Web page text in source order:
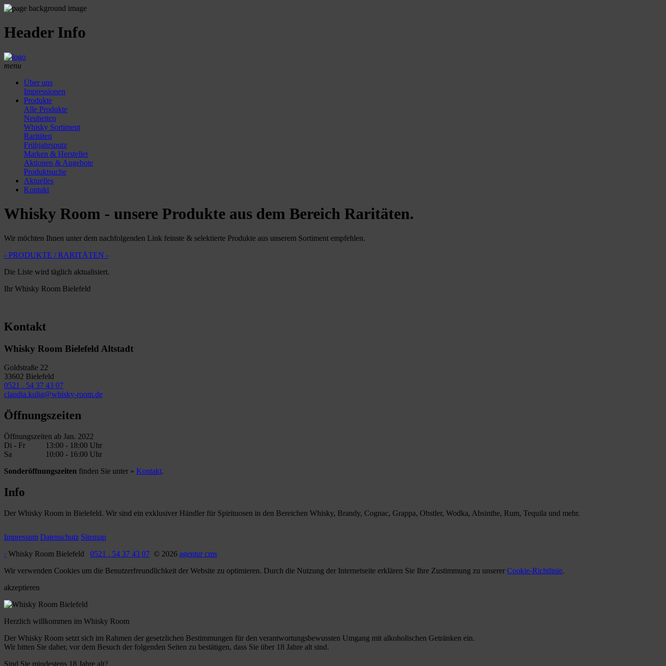
Header Info
menu
Über uns
Impressionen
Produkte
Alle Produkte
Neuheiten
Whisky Sortiment
Raritäten
Frühjahrsputz
Marken & Hersteller
Aktionen & Angebote
Produktsuche
Aktuelles
Kontakt
Whisky Room - unsere Produkte aus dem Bereich Raritäten.
Wir möchten Ihnen unter dem nachfolgenden Link feinste & selektierte Produkte aus unserem Sortiment empfehlen.
- PRODUKTE / RARITÄTEN -
Die Liste wird täglich aktualisiert.
Ihr Whisky Room Bielefeld
Kontakt
Whisky Room Bielefeld Altstadt
Goldstraße 22
33602 Bielefeld
0521 . 54 37 43 07
claudia.kulig@whisky-room.de
Öffnungszeiten
Öffnungszeiten ab Jan. 2022
Di - Fr
13:00 - 18:00 Uhr
Sa
10:00 - 16:00 Uhr
Sonderöffnungszeiten finden Sie unter » Kontakt.
Info
Der Whisky Room in Bielefeld. Wir sind ein exklusiver Händler für Spirituosen in den Bereichen Whisky, Brandy, Cognac, Grappa, Obstler, Wodka, Absinthe, Rum, Tequila und mehr.
Impressum Datenschutz Sitemap
· Whisky Room Bielefeld 0521 . 54 37 43 07 © 2026 agentur cms
Wir verwenden Cookies um die Benutzerfreundlichkeit der Website zu optimieren. Durch die Nutzung der Internetseite erklären Sie Ihre Zustimmung zu unserer Cookie-Richtlinie.
akzeptieren
Herzlich willkommen im Whisky Room
Der Whisky Room setzt sich im Rahmen der gesetzlichen Bestimmungen für den verantwortungsbewussten Umgang mit alkoholischen Getränken ein.
Wir bitten Sie daher, vor dem Besuch der folgenden Seiten zu bestätigen, dass Sie über 18 Jahre alt sind.
Sind Sie mindestens 18 Jahre alt?